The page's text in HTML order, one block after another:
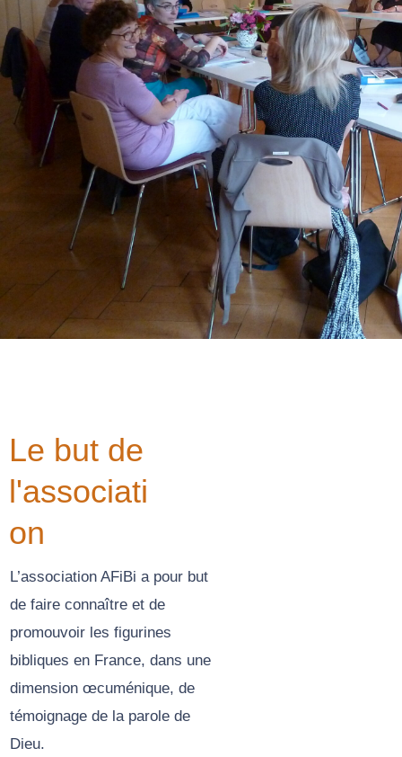
Le but de
l'associati
on
L’association AFiBi a pour but
de faire connaître et de
promouvoir les figurines
bibliques en France, dans une
dimension œcuménique, de
témoignage de la parole de
Dieu.